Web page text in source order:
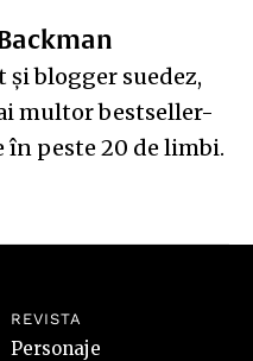
blogger suedez,
multor bestseller-
în peste 20 de limbi.
REVISTA
Personaje